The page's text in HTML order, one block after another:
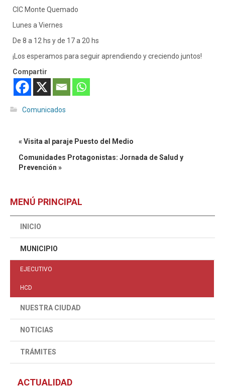
CIC Monte Quemado
Lunes a Viernes
De 8 a 12 hs y de 17 a 20 hs
¡Los esperamos para seguir aprendiendo y creciendo juntos!
Compartir
Comunicados
« Visita al paraje Puesto del Medio
Comunidades Protagonistas: Jornada de Salud y
Prevención »
MENÚ PRINCIPAL
INICIO
MUNICIPIO
EJECUTIVO
HCD
NUESTRA CIUDAD
NOTICIAS
TRÁMITES
ACTUALIDAD